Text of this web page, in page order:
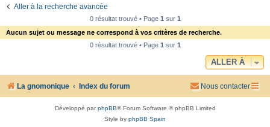
h
Aller à la recherche avancée
0 résultat trouvé • Page 1sur 1
Aucun sujet ou message ne correspond à vos critères de recherche.
0 résultat trouvé • Page 1sur 1
ALLER À
La gnomonique Index du forum Nous contacter
Développé parphpBB® Forum Software © phpBB Limited
Style by phpBB Spain